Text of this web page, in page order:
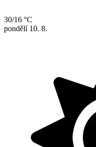
30/16 °C
pondělí 10. 8.